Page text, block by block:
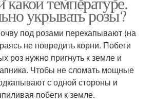
укрывать розы?
под розами перекапывают (на
не повредить корни. Побеги
роз нужно пригнуть к земле и
Чтобы не сломать мощные
с одной стороны и
побеги к земле.